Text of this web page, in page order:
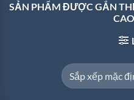
SẢN PHẨM ĐƯỢC GẮN